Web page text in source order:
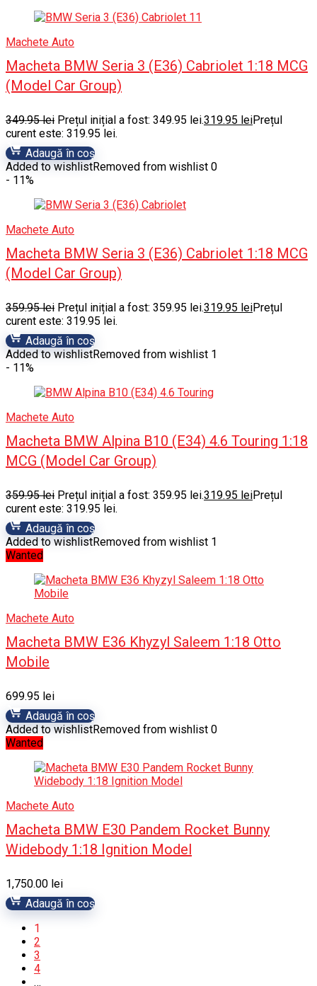
Machete Auto
Macheta BMW Seria 3 (E36) Cabriolet 1:18 MCG
(Model Car Group)
349.95lei Prețul inițial a fost: 349.95 lei.319.95 leiPrețul
curent este: 319.95 lei.
Adaugă în coș
Added to wishlistRemoved from wishlist 0
- 11%
Machete Auto
Macheta BMW Seria 3 (E36) Cabriolet 1:18 MCG
(Model Car Group)
359.95lei Prețul inițial a fost: 359.95 lei.319.95 leiPrețul
curent este: 319.95 lei.
Adaugă în coș
Added to wishlistRemoved from wishlist 1
- 11%
Machete Auto
Macheta BMW Alpina B10 (E34) 4.6 Touring 1:18
MCG (Model Car Group)
359.95lei Prețul inițial a fost: 359.95 lei.319.95 leiPrețul
curent este: 319.95 lei.
Adaugă în coș
Added to wishlistRemoved from wishlist 1
Wanted
Machete Auto
Macheta BMW E36 Khyzyl Saleem 1:18 Otto
Mobile
699.95 lei
Adaugă în coș
Added to wishlistRemoved from wishlist 0
Wanted
Machete Auto
Macheta BMW E30 Pandem Rocket Bunny
Widebody 1:18 Ignition Model
1,750.00 lei
Adaugă în coș
1
2
3
4
…